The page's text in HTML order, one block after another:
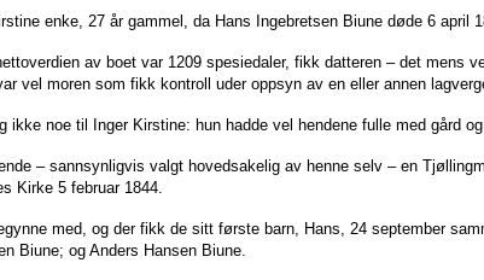
enke, 27 år gammel, da Hans Ingebretsen Biune døde 6
av boet var 1209 spesiedaler, fikk datteren – det
vel moren som fikk kontroll uder oppsyn av en eller annen
ikke noe til Inger Kirstine: hun hadde vel hendene fulle med gård
– sannsynligvis valgt hovedsakelig av henne selv – en
Kirke 5 februar 1844.
med, og der fikk de sitt første barn, Hans, 24 september
Biune; og Anders Hansen Biune.